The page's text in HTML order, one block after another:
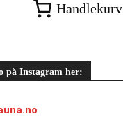
Handlekurv
på Instagram her: